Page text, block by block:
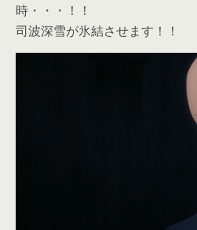
時・・・！！
司波深雪が氷結させます！！